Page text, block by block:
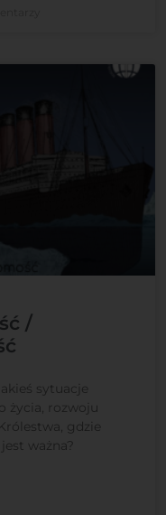
/
sytuacje
życia, rozwoju
gdzie
ważna?